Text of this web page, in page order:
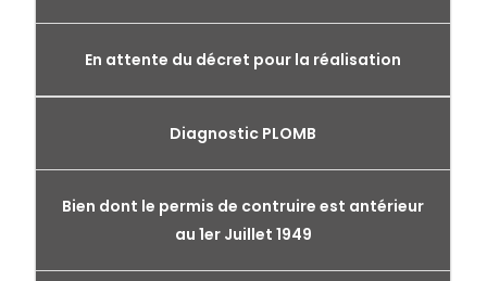
En attente du décret pour la réalisation
Diagnostic PLOMB
Bien dont le permis de contruire est antérieur
au 1er Juillet 1949